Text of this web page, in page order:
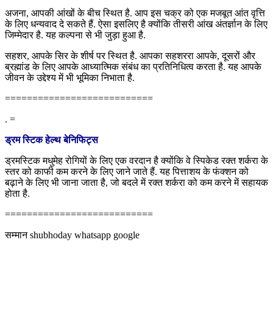
अजना, आपकी आंखों के बीच स्थित है. आप इस चक्र को एक मजबूत आंत वृत्ति
के लिए धन्यवाद दे सकते हैं. ऐसा इसलिए है क्योंकि तीसरी आंख अंतर्ज्ञान के लिए
जिम्मेदार है. यह कल्पना से भी जुड़ा हुआ है.
सहशर, आपके सिर के शीर्ष पर स्थित है. आपका सहशररा आपके, दूसरों और
ब्रह्मांड के लिए आपके आध्यात्मिक संबंध का प्रतिनिधित्व करता है. यह आपके
जीवन के उद्देश्य में भी भूमिका निभाता है.
===========================
. =
ड्रम स्टिक हेल्थ बेनिफिट्स
ड्रमस्टिक मधुमेह रोगियों के लिए एक वरदान है क्योंकि वे स्पिकेड रक्त शर्करा के
स्तर को काफी कम करने के लिए जाने जाते हैं. यह पित्ताशय के फंक्शन को
बढ़ाने के लिए भी जाना जाता है, जो बदले में रक्त शर्करा को कम करने में सहायक
होता है.
===========================
सम्मान shubhoday whatsapp google